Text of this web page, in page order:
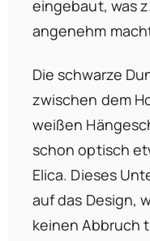
eingebaut, was
angenehm
Die schwarze
zwischen dem
weißen
schon optisch
Elica. Dieses
auf das Design,
keinen Abbruch